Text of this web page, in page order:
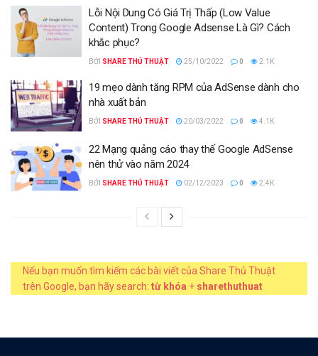
Lỗi Nội Dung Có Giá Trị Thấp (Low Value
Content) Trong Google Adsense Là Gì? Cách
khắc phục?
BỞI SHARE THỦ THUẬT 25/10/2022 0 2.1K
19 mẹo dành tăng RPM của AdSense dành cho
nhà xuất bản
BỞI SHARE THỦ THUẬT 20/03/2022 0 4.1K
22 Mạng quảng cáo thay thế Google AdSense
nên thử vào năm 2024
BỞI SHARE THỦ THUẬT 02/12/2023 0 2.4K
Nếu bạn muốn tìm kiếm các bài viết của Share Thủ Thuật
trên Google, bạn hãy search: từ khóa + sharethuthuat